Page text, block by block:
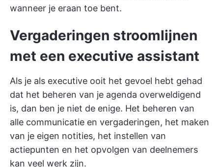
wanneer je eraan toe bent.
Vergaderingen stroomlijnen
met een executive assistant
Als je als executive ooit het gevoel hebt gehad
dat het beheren van je agenda overweldigend
is, dan ben je niet de enige. Het beheren van
alle communicatie en vergaderingen, het maken
van je eigen notities, het instellen van
actiepunten en het opvolgen van deelnemers
kan veel werk zijn.